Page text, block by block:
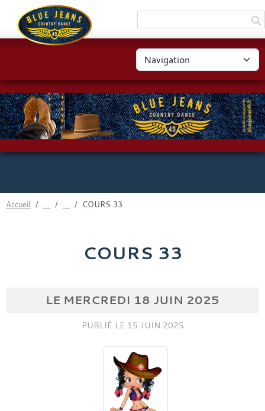
Accueil COURS 33
COURS 33
LE MERCREDI 18 JUIN 2025
PUBLIÉ LE 15 JUIN 2025
Panneau de gestion des cookies